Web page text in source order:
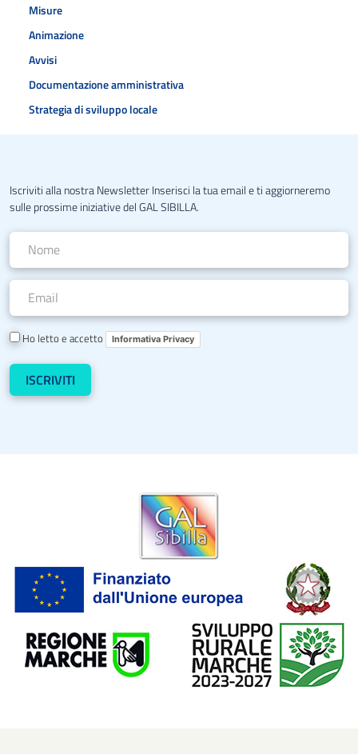
Misure
Animazione
Avvisi
Documentazione amministrativa
Strategia di sviluppo locale
Iscriviti alla nostra Newsletter Inserisci la tua email e ti aggiorneremo
sulle prossime iniziative del GAL SIBILLA.
Ho letto e accetto Informativa Privacy